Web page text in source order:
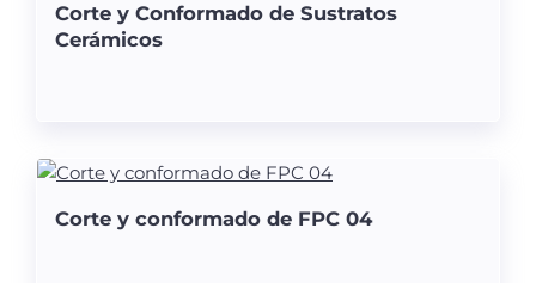
Corte y Conformado de Sustratos
Cerámicos
Corte y conformado de FPC 04